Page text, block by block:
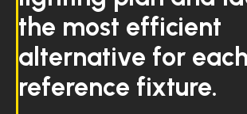
the most efficient
alternative for each
reference fixture.